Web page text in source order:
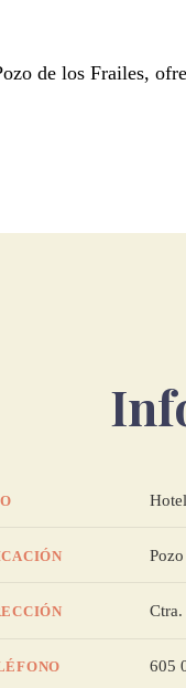
de los Frailes,
Hotel
Ctra.
605